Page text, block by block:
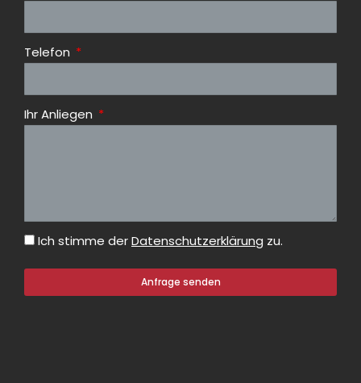
Telefon
Ihr Anliegen
Ich stimme derDatenschutzerklärung zu.
Anfrage senden